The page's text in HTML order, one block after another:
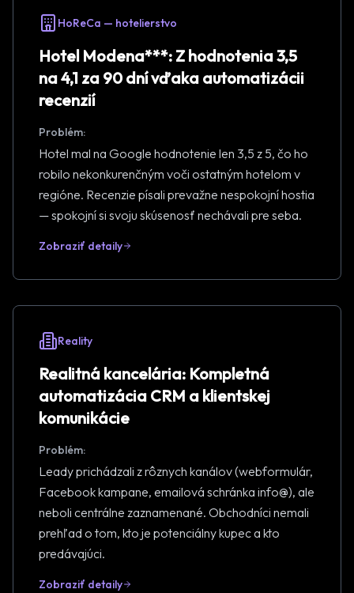
HoReCa — hotelierstvo
Hotel Modena***: Z hodnotenia 3,5
na 4,1 za 90 dní vďaka automatizácii
recenzií
Problém:
Hotel mal na Google hodnotenie len 3,5 z 5, čo ho
robilo nekonkurenčným voči ostatným hotelom v
regióne. Recenzie písali prevažne nespokojní hostia
— spokojní si svoju skúsenosť nechávali pre seba.
Zobraziť detaily
Reality
Realitná kancelária: Kompletná
automatizácia CRM a klientskej
komunikácie
Problém:
Leady prichádzali z rôznych kanálov (webformulár,
Facebook kampane, emailová schránka info@), ale
neboli centrálne zaznamenané. Obchodníci nemali
prehľad o tom, kto je potenciálny kupec a kto
predávajúci.
Zobraziť detaily